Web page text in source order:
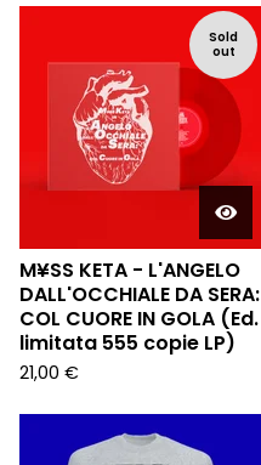
Sold
out
M¥SS KETA - L'ANGELO
DALL'OCCHIALE DA SERA:
COL CUORE IN GOLA (Ed.
limitata 555 copie LP)
21,00 €